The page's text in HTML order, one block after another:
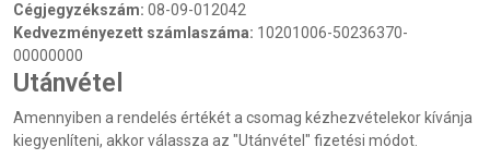
Cégjegyzékszám: 08-09-012042
Kedvezményezett számlaszáma: 10201006-50236370-
00000000
Utánvétel
Amennyiben a rendelés értékét a csomag kézhezvételekor kívánja
kiegyenlíteni, akkor válassza az "Utánvétel" fizetési módot.